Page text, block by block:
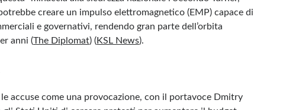
creare un impulso elettromagnetico (EMP) capace di
e governativi, rendendo gran parte dell’orbita
anni​ (The Diplomat) (KSL News)​.
le accuse come una provocazione, con il portavoce Dmitry